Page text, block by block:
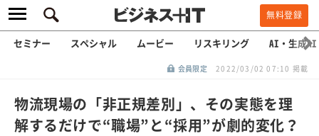
無料登録
セミナー スペシャル ムービー リスキリング AI・生成AI
会員限定 2022/03/02 07:10 掲載
物流現場の「非正規差別」、その実態を理
解するだけで“職場”と“採用”が劇的変化？